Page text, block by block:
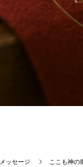
メッセージ ここも神の